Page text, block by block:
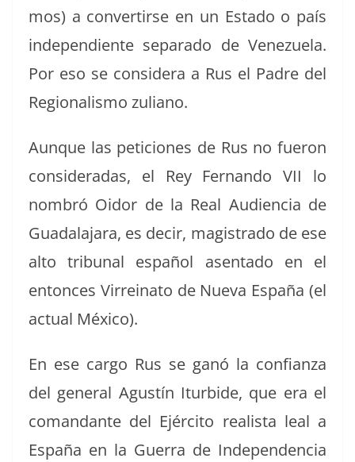
mos) a con­ver­tirse en un Esta­do o país
inde­pen­di­ente sep­a­ra­do de Venezuela.
Por eso se con­sid­era a Rus el Padre del
Region­al­is­mo zuliano.
Aunque las peti­ciones de Rus no fueron
con­sid­er­adas, el Rey Fer­nan­do VII lo
nom­bró Oidor de la Real Audi­en­cia de
Guadala­jara, es decir, mag­istra­do de ese
alto tri­bunal español asen­ta­do en el
entonces Vir­reina­to de Nue­va España (el
actu­al México).
En ese car­go Rus se ganó la con­fi­an­za
del gen­er­al Agustín Itur­bide, que era el
coman­dante del Ejérci­to real­ista leal a
España en la Guer­ra de Inde­pen­den­cia